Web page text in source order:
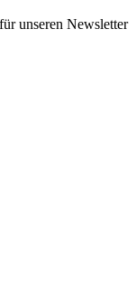
unseren Newsletter